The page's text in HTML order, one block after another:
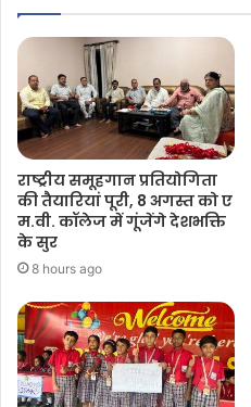
राष्ट्रीय समूहगान प्रतियोगिता
की तैयारियां पूरी, 8 अगस्त को ए
म.वी. कॉलेज में गूंजेंगे देशभक्ति
के सुर
8 hours ago